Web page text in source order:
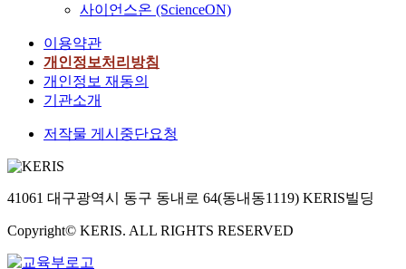
사이언스온 (ScienceON)
이용약관
개인정보처리방침
개인정보 재동의
기관소개
저작물 게시중단요청
41061 대구광역시 동구 동내로 64(동내동1119) KERIS빌딩
Copyright© KERIS. ALL RIGHTS RESERVED